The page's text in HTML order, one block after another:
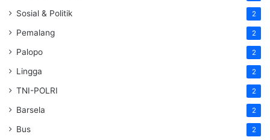
Sosial & Politik 2
Pemalang 2
Palopo 2
Lingga 2
TNI-POLRI 2
Barsela 2
Bus 2